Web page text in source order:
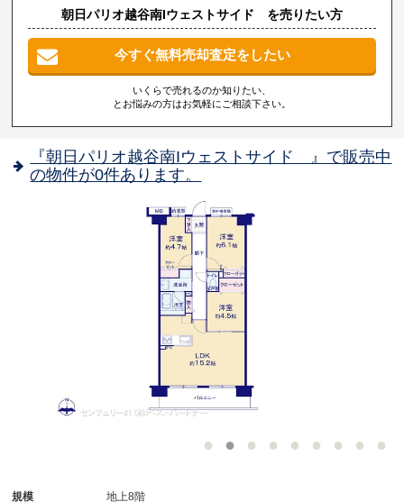
朝日パリオ越谷南Iウェストサイド を売りたい方
今すぐ無料売却査定をしたい
いくらで売れるのか知りたい、
とお悩みの方はお気軽にご相談下さい。
『朝日パリオ越谷南Iウェストサイド 』で販売中
の物件が0件あります。
規模 地上8階